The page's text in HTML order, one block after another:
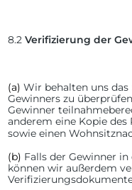
8.2Verifizierung der
(a)Wir behalten uns
Gewinners zu
Gewinner
anderem eine Kopie des
sowie einen
(b) Falls der Gewinner
können wir außerdem